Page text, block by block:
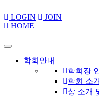
LOGIN
JOIN
HOME
학회안내
학회장
학회 소개
상 소개